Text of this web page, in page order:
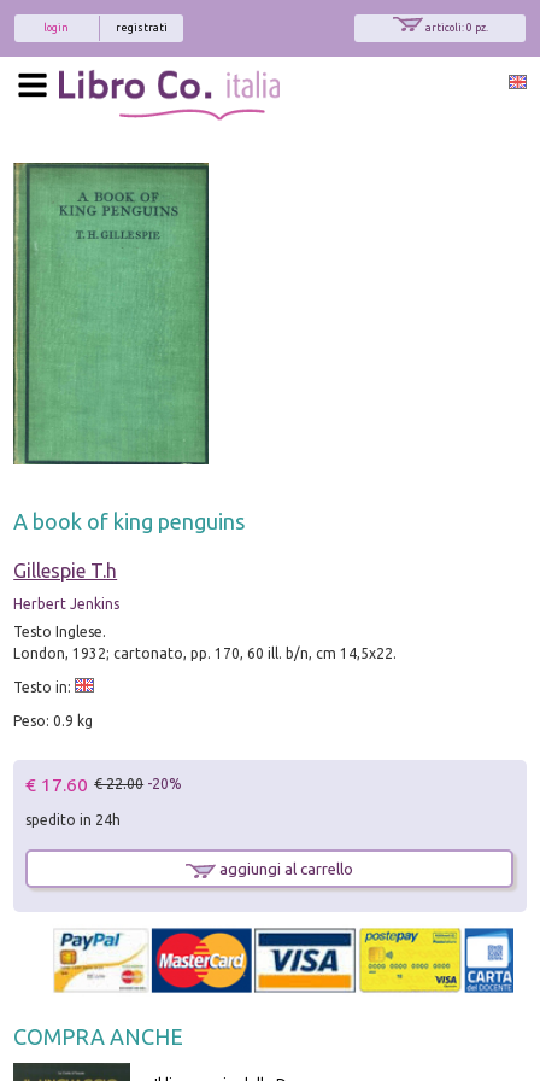
articoli: 0 pz.
registrati
login
A book of king penguins
Gillespie T.h
Herbert Jenkins
Testo Inglese.
London, 1932; cartonato, pp. 170, 60 ill. b/n, cm 14,5x22.
Testo in:
Peso: 0.9 kg
€ 17.60 € 22.00 -20%
spedito in 24h
aggiungi al carrello
COMPRA ANCHE